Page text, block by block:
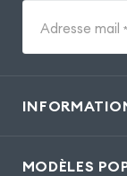
Adresse mail *
MODÈLES